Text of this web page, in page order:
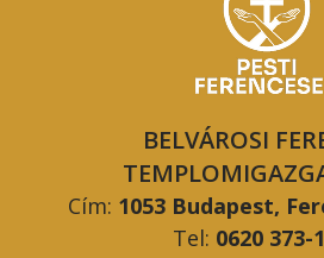
BELVÁROSI
Cím: 1053 Budapest,
Tel: 0620 373-